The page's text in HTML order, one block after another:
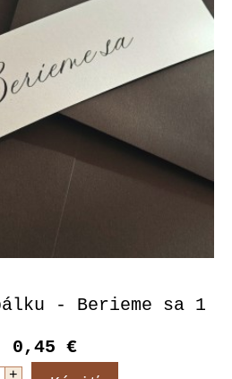
- Berieme sa 1
0,45 €